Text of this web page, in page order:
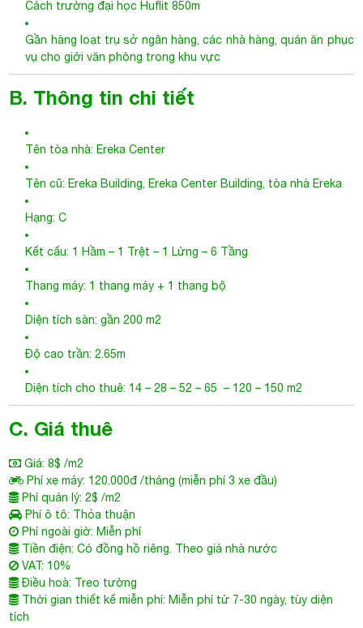
Cách trường đại học Huflit 850m
Gần hàng loạt trụ sở ngân hàng, các nhà hàng, quán ăn phục
vụ cho giới văn phòng trong khu vực
B. Thông tin chi tiết
Tên tòa nhà: Ereka Center
Tên cũ: Ereka Building, Ereka Center Building, tòa nhà Ereka
Hạng: C
Kết cấu: 1 Hầm – 1 Trệt – 1 Lửng – 6 Tầng
Thang máy: 1 thang máy + 1 thang bộ
Diện tích sàn: gần 200 m2
Độ cao trần: 2.65m
Diện tích cho thuê: 14 – 28 – 52 – 65 – 120 – 150 m2
C. Giá thuê
Giá: 8$ /m2
Phí xe máy: 120.000đ /tháng (miễn phí 3 xe đầu)
Phí quản lý: 2$ /m2
Phí ô tô: Thỏa thuận
Phí ngoài giờ: Miễn phí
Tiền điện: Có đồng hồ riêng. Theo giá nhà nước
VAT: 10%
Điều hoà: Treo tường
Thời gian thiết kế miễn phí: Miễn phí từ 7-30 ngày, tùy diện
tích